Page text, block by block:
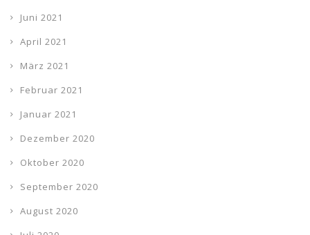
Juni 2021
April 2021
März 2021
Februar 2021
Januar 2021
Dezember 2020
Oktober 2020
September 2020
August 2020